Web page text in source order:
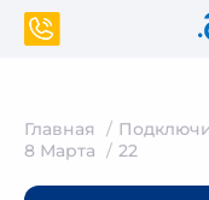
Главная
8 Марта
22